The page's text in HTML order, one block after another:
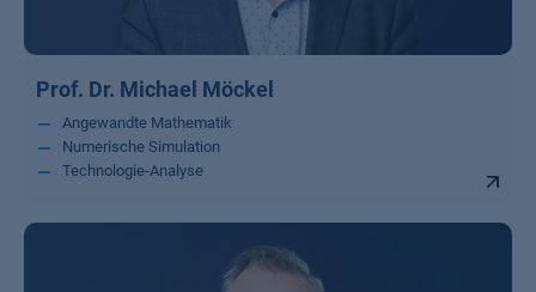
Prof. Dr. Michael Möckel
Angewandte Mathematik
Numerische Simulation
Technologie-Analyse